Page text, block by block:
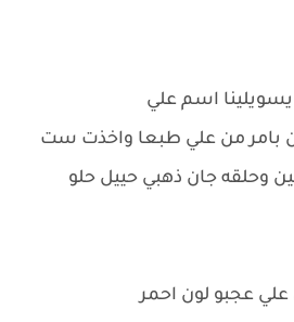
اسم علي
بامر من علي طبعا واخذت ست
وحلقه جان ذهبي حييل حلو
علي عجبو لون احمر